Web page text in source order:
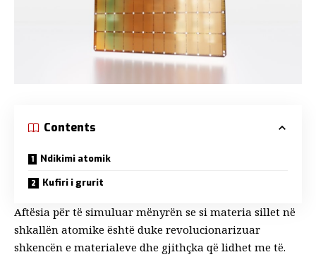
Contents
Ndikimi atomik
Kufiri i grurit
Aftësia për të simuluar mënyrën se si materia sillet në
shkallën atomike është duke revolucionarizuar
shkencën e materialeve dhe gjithçka që lidhet me të.